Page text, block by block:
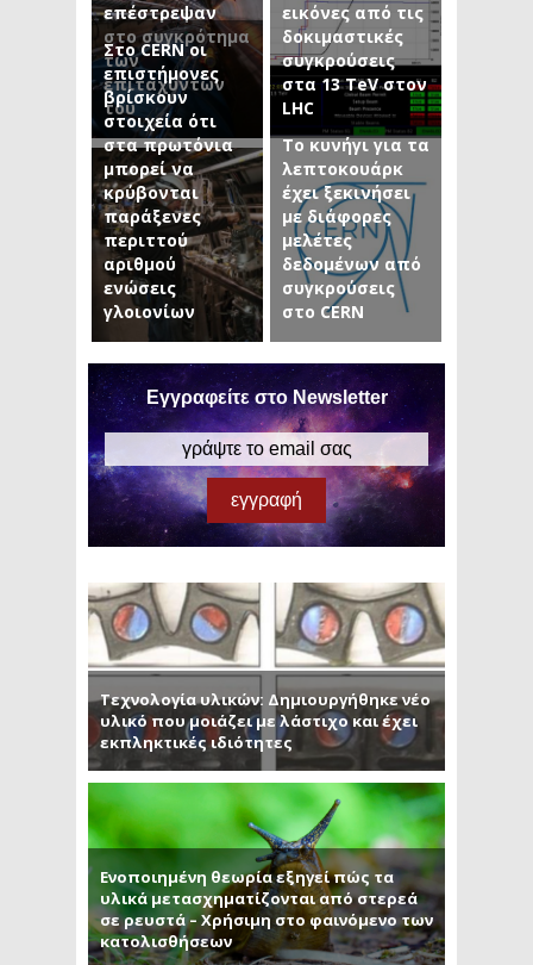
επέστρεψαν
στο συγκρότημα
των
επιταχυντών
του
εικόνες από τις
δοκιμαστικές
συγκρούσεις
στα 13 TeV στον
LHC
Στο CERN οι
επιστήμονες
βρίσκουν
στοιχεία ότι
στα πρωτόνια
μπορεί να
κρύβονται
παράξενες
περιττού
αριθμού
ενώσεις
γλοιονίων
Το κυνήγι για τα
λεπτοκουάρκ
έχει ξεκινήσει
με διάφορες
μελέτες
δεδομένων από
συγκρούσεις
στο CERN
Εγγραφείτε στο Newsletter
Τεχνολογία υλικών: Δημιουργήθηκε νέο
υλικό που μοιάζει με λάστιχο και έχει
εκπληκτικές ιδιότητες
Ενοποιημένη θεωρία εξηγεί πώς τα
υλικά μετασχηματίζονται από στερεά
σε ρευστά – Χρήσιμη στο φαινόμενο των
κατολισθήσεων